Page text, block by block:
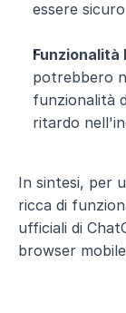
essere
Funzionalità
potrebbero
funzionalità
ritardo
In sintesi, per
ricca di
ufficiali di
browser